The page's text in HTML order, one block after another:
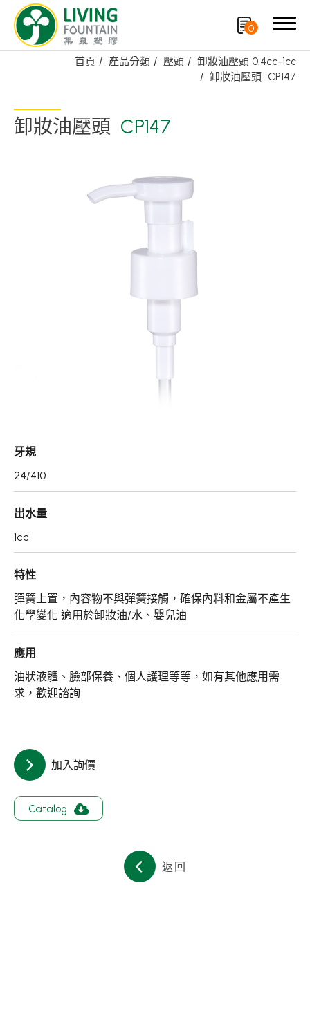
0
首頁 產品分類 壓頭
卸妝油壓頭 0.4cc-1cc
卸妝油壓頭 CP147
卸妝油壓頭 CP147
牙規
24/410
出水量
1cc
特性
彈簧上置，內容物不與彈簧接觸，確保內料和金屬不產生
化學變化 適用於卸妝油/水、嬰兒油
應用
油狀液體、臉部保養、個人護理等等，如有其他應用需
求，歡迎諮詢
加入詢價
Catalog
返回
搜尋
產品分類
PCR PET瓶/PET罐
再生塑膠產品
應用領域
新聞中心
聯絡我們